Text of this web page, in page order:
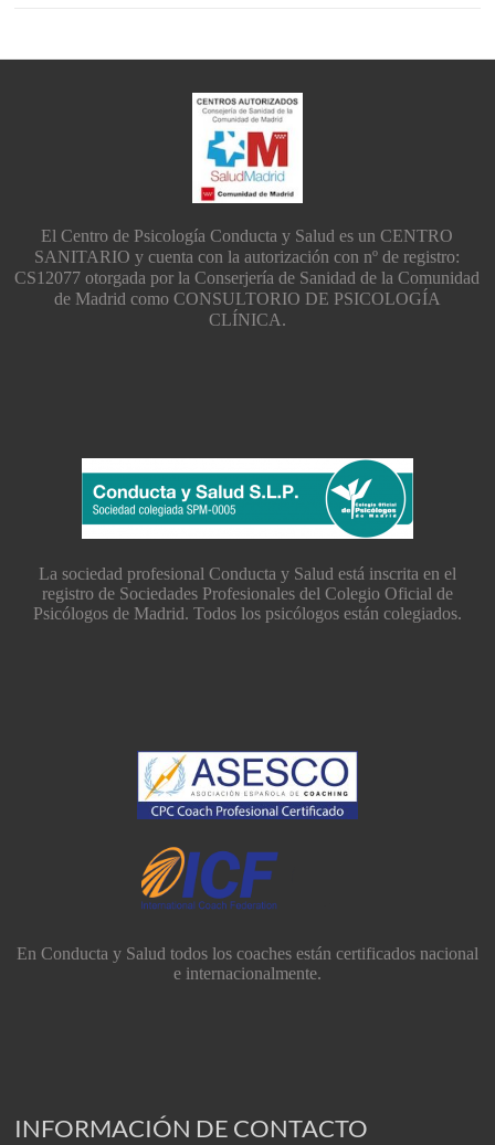
El Centro de Psicología Conducta y Salud es un CENTRO
SANITARIO y cuenta con la autorización con nº de registro:
CS12077 otorgada por la Conserjería de Sanidad de la Comunidad
de Madrid como CONSULTORIO DE PSICOLOGÍA
CLÍNICA.
La sociedad profesional Conducta y Salud está inscrita en el
registro de Sociedades Profesionales del Colegio Oficial de
Psicólogos de Madrid. Todos los psicólogos están colegiados.
En Conducta y Salud todos los coaches están certificados nacional
e internacionalmente.
INFORMACIÓN DE CONTACTO